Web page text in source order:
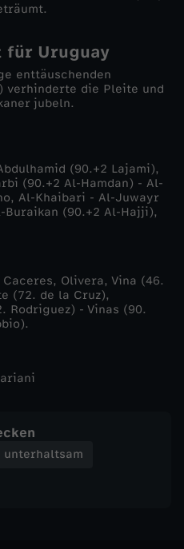
für Uruguay
enttäuschenden
verhinderte die Pleite und
jubeln.
(90.+2 Lajami),
(90.+2 Al-Hamdan) - Al-
Al-Khaibari - Al-Juwayr
Buraikan (90.+2 Al-Hajji),
Olivera, Vina (46.
(72. de la Cruz),
Rodriguez) - Vinas (90.
unterhaltsam